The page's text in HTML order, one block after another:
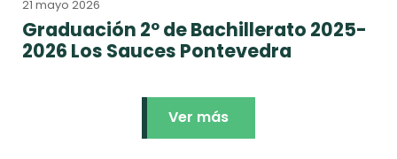
21 mayo 2026
Graduación 2º de Bachillerato 2025-
2026 Los Sauces Pontevedra
Ver más